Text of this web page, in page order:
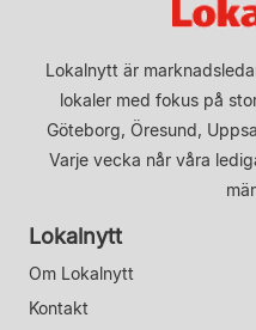
Lokalnytt är
lokaler med fokus på
Göteborg, Öresund,
Varje vecka når våra
Lokalnytt
Om Lokalnytt
Kontakt